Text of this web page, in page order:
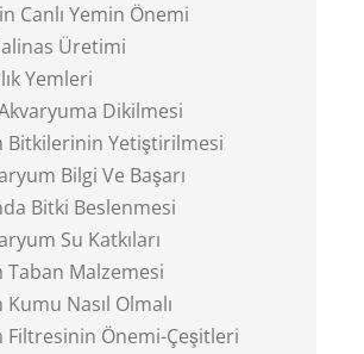
Canlı Yemin Önemi
Üretimi
Yemleri
Dikilmesi
Bitkilerinin Yetiştirilmesi
Bilgi Ve Başarı
Bitki Beslenmesi
Su Katkıları
Taban Malzemesi
Nasıl Olmalı
Filtresinin Önemi-Çeşitleri